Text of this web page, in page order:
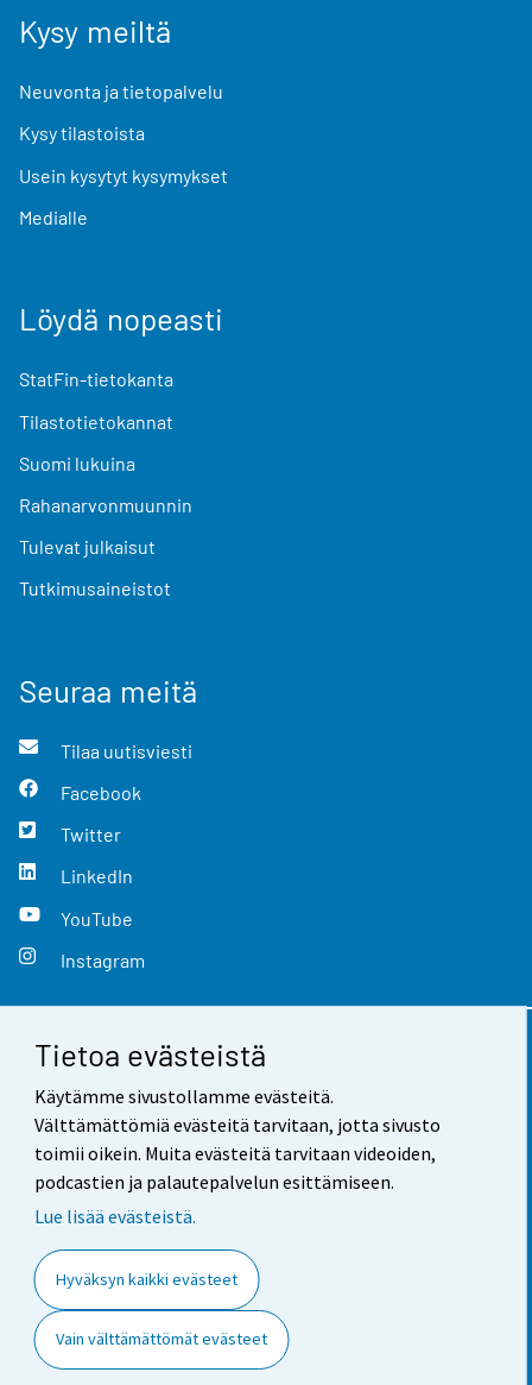
Tietoa evästeistä
Käytämme sivustollamme evästeitä.
Välttämättömiä evästeitä tarvitaan, jotta sivusto
toimii oikein. Muita evästeitä tarvitaan videoiden,
podcastien ja palautepalvelun esittämiseen.
Lue lisää evästeistä.
Hyväksyn kaikki evästeet
Vain välttämättömät evästeet
Kysy meiltä
Neuvonta ja tietopalvelu
Kysy tilastoista
Usein kysytyt kysymykset
Medialle
Löydä nopeasti
StatFin-tietokanta
Tilastotietokannat
Suomi lukuina
Rahanarvonmuunnin
Tulevat julkaisut
Tutkimusaineistot
Seuraa meitä
Tilaa uutisviesti
Facebook
Twitter
LinkedIn
YouTube
Instagram
Yhteystiedot
Palaute
Käyttöehdot
Saavutettavuus
Tietoa sivustosta
Evästeasetukset